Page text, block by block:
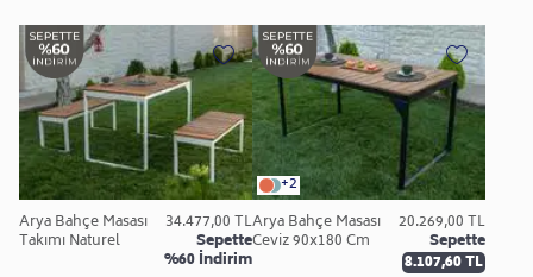
Arya Bahçe Masası
Takımı Naturel
34.477,00 TL
Sepette
%60 İndirim
+2
Arya Bahçe Masası
Ceviz 90x180 Cm
20.269,00 TL
Sepette
8.107,60 TL